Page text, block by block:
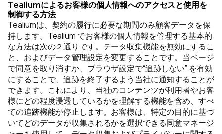
Tealiumによるお客様の個人情報へのアクセスと使用を
制御する方法
Tealiumは、契約の履行に必要な期間のみ顧客データを保
持します。Tealium でお客様の個人情報を管理する基本的
な方法は次の２通りです。データ収集機能を無効にするこ
と、およびデータ管理設定を変更することです。当ページ
で同意を取り消すか、ブラウザ設定で“追跡しない” を有効
にすることで、追跡を終了するよう当社に通知することが
できます。これにより、当社のコンテンツが利用者やお客
様にどの程度浸透しているかを理解する機能を含め、すべ
ての追跡機能が停止します。お客様は、特定の目的に基づ
いてどのデータが収集されるかを選択できる同意マネージ